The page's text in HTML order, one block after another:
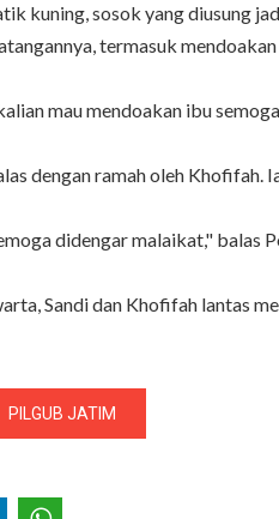
kuning, sosok yang diusung
termasuk
mau mendoakan ibu
dengan ramah oleh Khofifah.
didengar malaikat," balas
Sandi dan Khofifah lantas
PILGUB JATIM